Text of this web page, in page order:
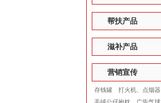
帮扶产品
滋补产品
营销宣传
存钱罐
打火机、点烟器